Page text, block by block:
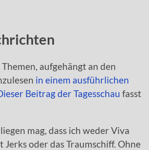
aufgehängt an den
in einem ausführlichen
Beitrag der Tagesschau fasst
mag, dass ich weder Viva
oder das Traumschiff. Ohne